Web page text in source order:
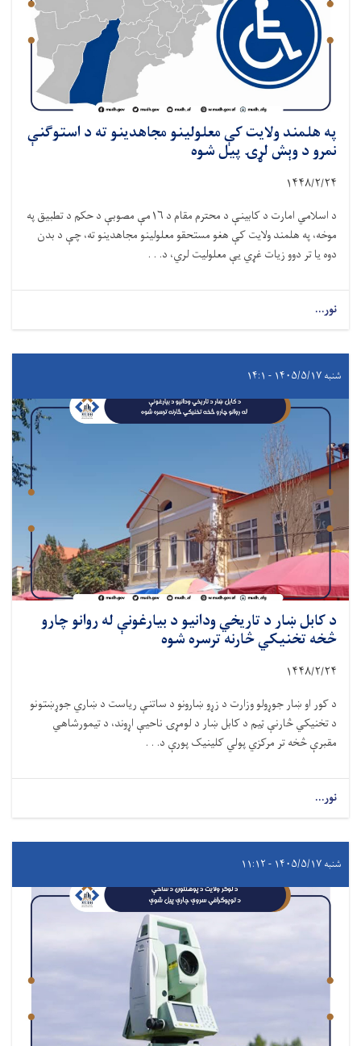
په هلمند ولایت کې معلولینو مجاهدینو ته د استوګنې
نمرو د وېش لړۍ پیل شوه
۱۴۴۸/۲/۲۴
د اسلامي امارت د کابینې د محترم مقام د ۱۶مې مصوبې د حکم د تطبیق په
موخه، په هلمند ولایت کې هغو مستحقو معلولینو مجاهدینو ته، چې د بدن
دوه یا تر دوو زیات غړي یې معلولیت لري، د. . .
نور...
شنبه ۱۴۰۵/۵/۱۷ - ۱۴:۱
د کابل ښار د تاریخي ودانیو د بیارغونې له روانو چارو
څخه تخنیکي څارنه ترسره شوه
۱۴۴۸/۲/۲۴
د کور او ښار جوړولو وزارت د زړو ښارونو د ساتنې ریاست د ښاري جوړښتونو
د تخنیکي څارنې ټیم د کابل ښار د لومړۍ ناحیې اړوند، د تیمورشاهي
مقبرې څخه تر مرکزي پولي ‌کلینیک پورې د. . .
نور...
شنبه ۱۴۰۵/۵/۱۷ - ۱۱:۱۲